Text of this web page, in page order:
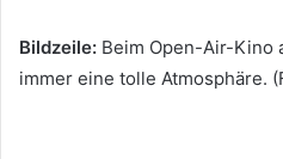
Bildzeile: Beim Open-Air-Kino
immer eine tolle Atmosphäre.